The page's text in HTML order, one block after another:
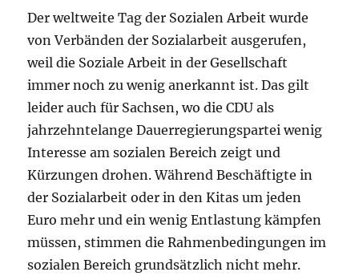
Der weltweite Tag der Sozialen Arbeit wurde
von Verbänden der Sozialarbeit ausgerufen,
weil die Soziale Arbeit in der Gesellschaft
immer noch zu wenig anerkannt ist. Das gilt
leider auch für Sachsen, wo die CDU als
jahrzehntelange Dauerregierungspartei wenig
Interesse am sozialen Bereich zeigt und
Kürzungen drohen. Während Beschäftigte in
der Sozialarbeit oder in den Kitas um jeden
Euro mehr und ein wenig Entlastung kämpfen
müssen, stimmen die Rahmenbedingungen im
sozialen Bereich grundsätzlich nicht mehr.